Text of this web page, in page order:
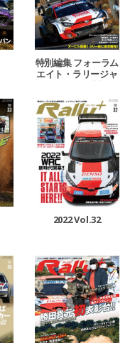
特別編集 フォーラム
エイト・ラリージャ
パン 2022 速報
2022 Vol.32